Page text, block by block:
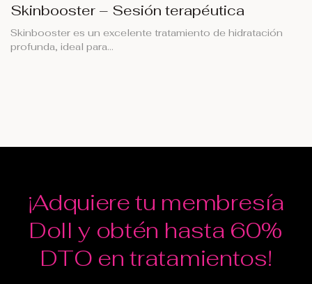
Skinbooster – Sesión terapéutica
Skinbooster es un excelente tratamiento de hidratación
profunda, ideal para…
¡Adquiere tu membresía
Doll y obtén hasta 60%
DTO en tratamientos!